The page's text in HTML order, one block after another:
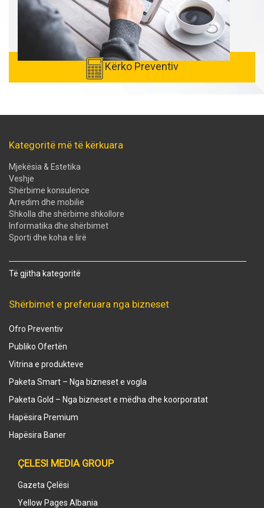
Kërko Preventiv
Kategoritë më të kërkuara
Mjekësia & Estetika
Veshje
Shërbime konsulence
Arredim dhe mobilie
Shkolla dhe shërbime shkollore
Informatika dhe shërbimet
Sporti dhe koha e lirë
Të gjitha kategoritë
Shërbimet e preferuara nga bizneset
Ofro Preventiv
Publiko Ofertën
Vitrina e produkteve
Paketa Smart – Nga bizneset e vogla
Paketa Gold – Nga bizneset e mëdha dhe koorporatat
Hapësira Premium
Hapësira Baner
ÇELESI MEDIA GROUP
Gazeta Çelësi
Yellow Pages Albania